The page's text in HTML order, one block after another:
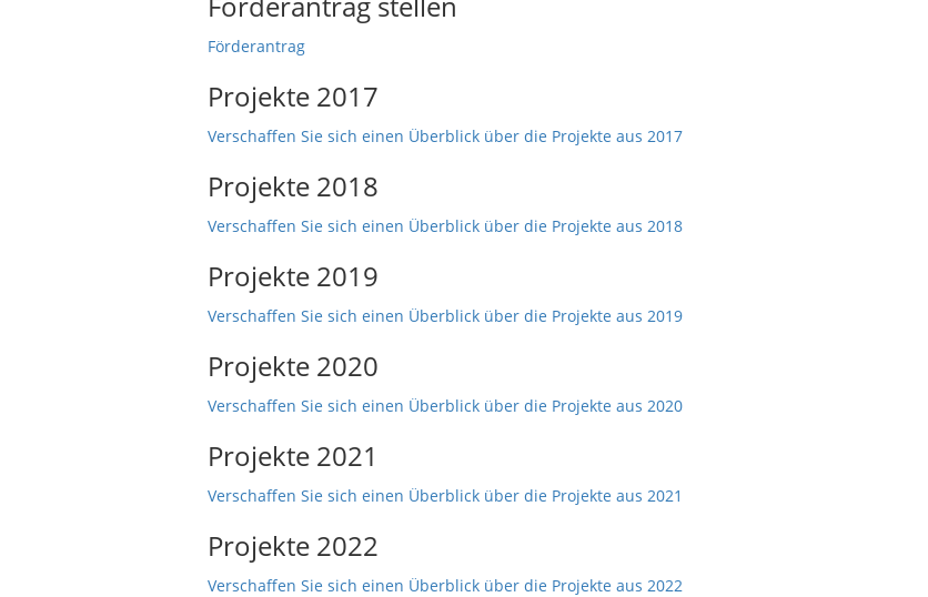
Förderantrag
Projekte 2017
Verschaffen Sie sich einen Überblick über die Projekte aus 2017
Projekte 2018
Verschaffen Sie sich einen Überblick über die Projekte aus 2018
Projekte 2019
Verschaffen Sie sich einen Überblick über die Projekte aus 2019
Projekte 2020
Verschaffen Sie sich einen Überblick über die Projekte aus 2020
Projekte 2021
Verschaffen Sie sich einen Überblick über die Projekte aus 2021
Projekte 2022
Verschaffen Sie sich einen Überblick über die Projekte aus 2022